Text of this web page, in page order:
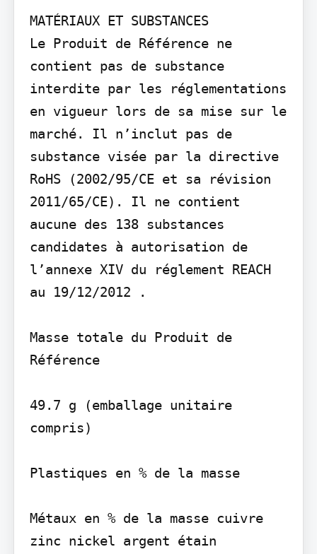
MATÉRIAUX ET SUBSTANCES
Le Produit de Référence ne
contient pas de substance
interdite par les réglementations
en vigueur lors de sa mise sur le
marché. Il n’inclut pas de
substance visée par la directive
RoHS (2002/95/CE et sa révision
2011/65/CE). Il ne contient
aucune des 138 substances
candidates à autorisation de
l’annexe XIV du réglement REACH
au 19/12/2012 .
Masse totale du Produit de
Référence
49.7 g (emballage unitaire
compris)
Plastiques en % de la masse
Métaux en % de la masse cuivre
zinc nickel argent étain